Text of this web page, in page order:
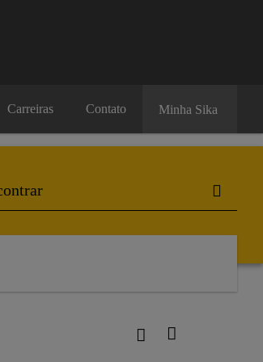
Carreiras Contato Minha Sika